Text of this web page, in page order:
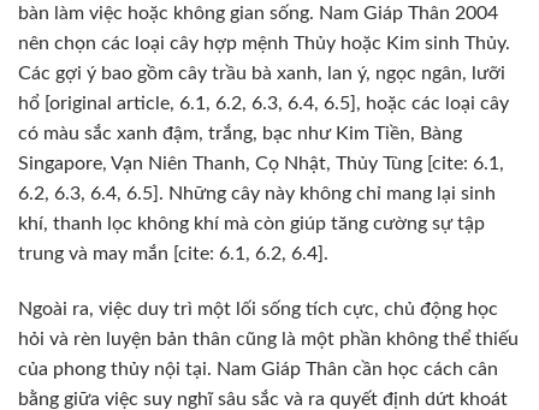
bàn làm việc hoặc không gian sống. Nam Giáp Thân 2004
nên chọn các loại cây hợp mệnh Thủy hoặc Kim sinh Thủy.
Các gợi ý bao gồm cây trầu bà xanh, lan ý, ngọc ngân, lưỡi
hổ [original article, 6.1, 6.2, 6.3, 6.4, 6.5], hoặc các loại cây
có màu sắc xanh đậm, trắng, bạc như Kim Tiền, Bàng
Singapore, Vạn Niên Thanh, Cọ Nhật, Thủy Tùng [cite: 6.1,
6.2, 6.3, 6.4, 6.5]. Những cây này không chỉ mang lại sinh
khí, thanh lọc không khí mà còn giúp tăng cường sự tập
trung và may mắn [cite: 6.1, 6.2, 6.4].
Ngoài ra, việc duy trì một lối sống tích cực, chủ động học
hỏi và rèn luyện bản thân cũng là một phần không thể thiếu
của phong thủy nội tại. Nam Giáp Thân cần học cách cân
bằng giữa việc suy nghĩ sâu sắc và ra quyết định dứt khoát